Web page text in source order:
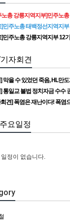
총 강릉지역지부]민주노총 강
]민주노총 태백정선지역지
]민주노총 강릉지역지부 12
자회견
수 있었던 죽음, HL만도가 책임져라 : 청년노동
통일교 불법 정치자금 수수
] 폭염은 재난이다! 폭염으로부터 안전한 일터
요일정
정이 없습니다.